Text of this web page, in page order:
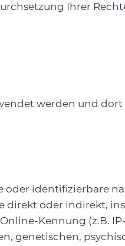
Ihrer
werden und
identifizierbare
direkt oder indirekt,
Kennung (z.B.
genetischen,